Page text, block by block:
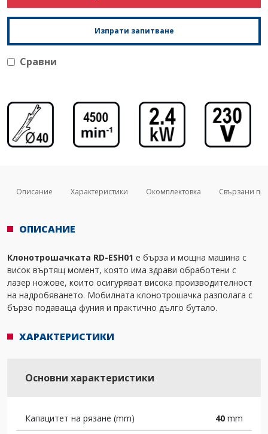
Изпрати запитване
Сравни
Описание Характеристики Окомплектовка Свързани
ОПИСАНИЕ
Клонотрошачката RD-ESH01 е бърза и мощна машина с
висок въртящ момент, която има здрави обработени с
лазер ножове, които осигуряват висока производителност
на надробяването. Мобилната клонотрошачка разполага с
бързо подаваща фуния и практично дълго бутало.
ХАРАКТЕРИСТИКИ
Основни характеристики
Капацитет на рязане (mm) 40 mm